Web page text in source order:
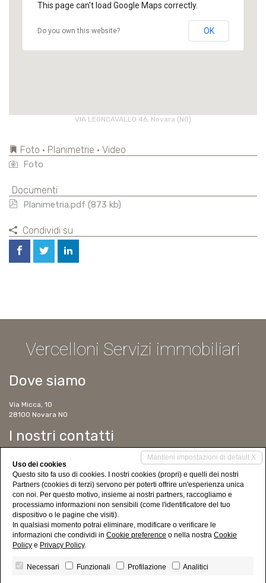
This page can't load Google Maps correctly.
Do you own this website? OK
VIA LEONCAVALLO 46, Novara (NO)
Foto • Planimetrie • Video
Foto
Documenti
Planimetria.pdf (873 kb)
Condividi su
Vercelloni Servizi immobiliari
Dove siamo
Via Micca, 10
28100 Novara NO
I nostri contatti
Tel. 0321 623391
Cell. 347 6304129
Cell. 338 2757586
ms@immobilver.it
www.vercelloniservizimmobiliari.it
Social Networks
Mantieni impostazioni di default X
Uso dei cookies
Questo sito fa uso di cookies. I nostri cookies (propri) e quelli dei nostri
Partners (cookies di terzi) servono per poterti offrire un'esperienza unica
con noi. Per questo motivo, insieme ai nostri partners, raccogliamo e
processiamo informazioni non sensibili (come l'identificatore del tuo
dispositivo o le pagine che visiti).
In qualsiasi momento potrai eliminare, modificare o verificare le
informazioni che condividi in Cookie preference o nella nostra Cookie
Policy e Privacy Policy.
Necessari Funzionali Profilazione Analitici